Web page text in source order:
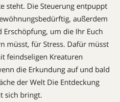
steht. Die Steuerung entpuppt
außerdem
um die Ihr Euch
müsst, für Stress. Dafür müsst
feindseligen Kreaturen
die Erkundung auf und bald
der Welt Die Entdeckung
sich bringt.